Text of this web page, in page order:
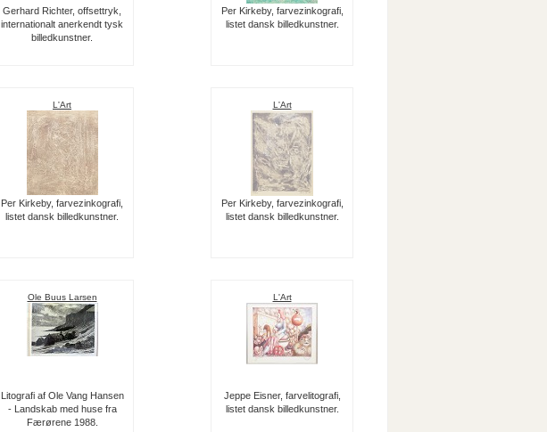
Gerhard Richter, offsettryk,
internationalt anerkendt tysk
billedkunstner.
Per Kirkeby, farvezinkografi,
listet dansk billedkunstner.
L'Art
Per Kirkeby, farvezinkografi,
listet dansk billedkunstner.
L'Art
Per Kirkeby, farvezinkografi,
listet dansk billedkunstner.
Ole Buus Larsen
Litografi af Ole Vang Hansen
- Landskab med huse fra
Færørene 1988.
L'Art
Jeppe Eisner, farvelitografi,
listet dansk billedkunstner.